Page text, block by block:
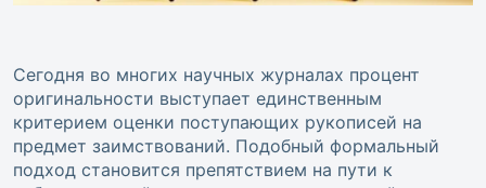
Сегодня во многих научных журналах процент
оригинальности выступает единственным
критерием оценки поступающих рукописей на
предмет заимствований. Подобный формальный
подход становится препятствием на пути к